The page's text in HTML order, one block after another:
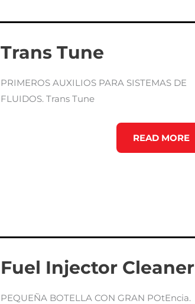
Trans Tune
PRIMEROS AUXILIOS PARA SISTEMAS DE
FLUIDOS. Trans Tune
TRANS
READ MORE
Fuel Injector Cleaner
PEQUEÑA BOTELLA CON GRAN POtEncia.